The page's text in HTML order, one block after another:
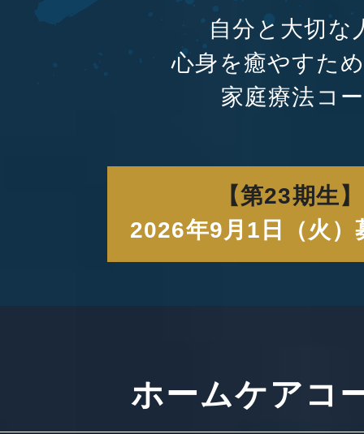
自分と大切な
心身を癒やすた
家庭療法コ
【第23期生】
2026年9月1日（火）
ホームケアコ